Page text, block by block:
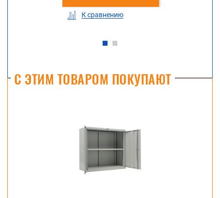
К сравнению
С ЭТИМ ТОВАРОМ ПОКУПАЮТ